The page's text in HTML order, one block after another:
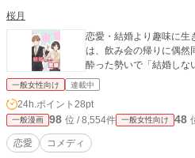
桜月
恋愛・結婚より趣味に生
は、飲み会の帰りに偶然
酔った勢いで「結婚しな
一般女性向け 連載中
24h.ポイント 28pt
一般漫画 98 位 / 8,554件 一般女性向け 48
恋愛 コメディ